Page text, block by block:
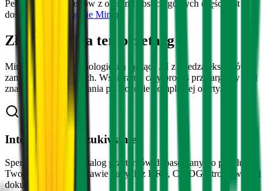
Pełna analiza kryteriów z opisami poszczególnych części jest
dostępna na
Platformie Mimira
Złóż ofertę na ten przetarg
Mimira to firma technologiczna łącząca AI z wiedzą ekspertów
zamówień publicznych. Wspieramy cały proces przetargowy - od
znalezienia postępowania po złożenie kompletnej oferty.
Inteligentne wyszukiwanie
Spersonalizowany katalog przetargów dopasowany do profilu
Twojej firmy na podstawie danych z KRS, CEIDG, strony www i
dokumentów.